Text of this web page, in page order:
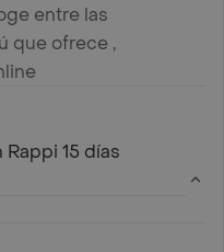
entre las
que ofrece ,
15 días